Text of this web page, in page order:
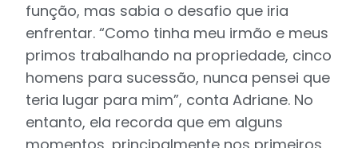
função, mas sabia o desafio que iria
enfrentar. “Como tinha meu irmão e meus
primos trabalhando na propriedade, cinco
homens para sucessão, nunca pensei que
teria lugar para mim”, conta Adriane. No
entanto, ela recorda que em alguns